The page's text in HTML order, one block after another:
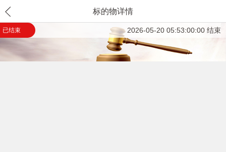
标的物详情
已结束 2026-05-20 05:53:00:00 结束